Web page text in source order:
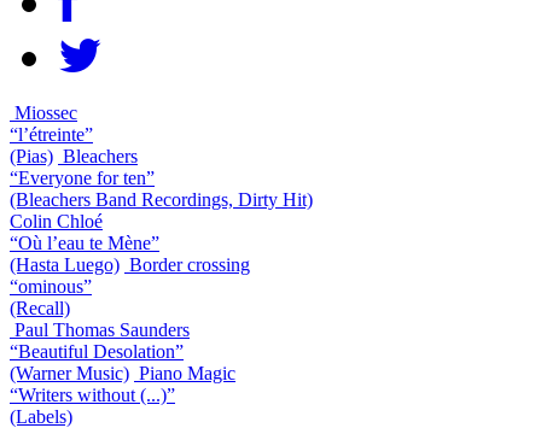
Miossec
“l’étreinte”
(Pias) Bleachers
“Everyone for ten”
(Bleachers Band Recordings, Dirty Hit)
Colin Chloé
“Où l’eau te Mène”
(Hasta Luego) Border crossing
“ominous”
(Recall)
Paul Thomas Saunders
“Beautiful Desolation”
(Warner Music) Piano Magic
“Writers without (...)”
(Labels)